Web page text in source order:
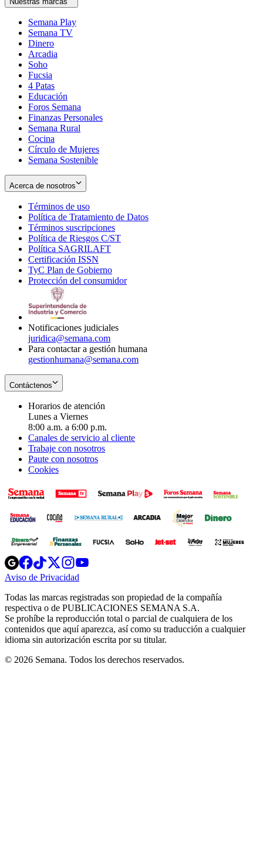
Semana Play
Semana TV
Dinero
Arcadia
Soho
in
new
window
Fucsia
in
new
window
4 Patas
Educación
Foros Semana
Finanzas Personales
Semana Rural
Cocina
Círculo de Mujeres
Semana Sostenible
Acerca de nosotros
Términos de uso
in
new
window
Política de Tratamiento de Datos
Términos suscripciones
in
Política de Riesgos C/ST
Política SAGRILAFT
new
window
Certificación ISSN
in
new
TyC Plan de Gobierno
in
Protección del consumidorOpens
Notificaciones judiciales
juridica@semana.com
Para contactar a gestión humana
gestionhumana@semana.com
Contáctenos
Horarios de atención
Lunes a Viernes
8:00 a.m. a 6:00 p.m.
Canales de servicio al cliente
Trabaje con nosotros
Paute con nosotros
Cookies
Opens
in
new
Opens
in
new
Opens
in
new
window
Opens
new
windowwindow
Aviso de Privacidad
new
window
Todas las marcas registradas son propiedad de la compañía
respectiva o de PUBLICACIONES SEMANA S.A.
Se prohíbe la reproducción total o parcial de cualquiera de los
contenidos que aquí aparezca, así como su traducción a cualquier
idioma sin autorización escrita por su titular.
© 2026 Semana. Todos los derechos reservados.